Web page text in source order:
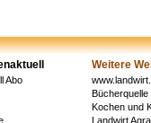
Weitere
Abo
Bücherquelle
Kochen und
Landwirt